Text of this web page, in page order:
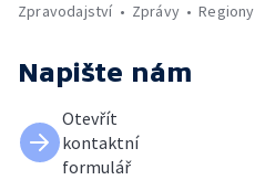
Zpravodajství
Zprávy Regiony
Napište nám
Otevřít
kontaktní
formulář